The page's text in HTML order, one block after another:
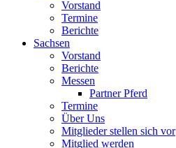
Vorstand
Termine
Berichte
Sachsen
Vorstand
Berichte
Messen
Partner Pferd
Termine
Über Uns
Mitglieder stellen sich vor
Mitglied werden